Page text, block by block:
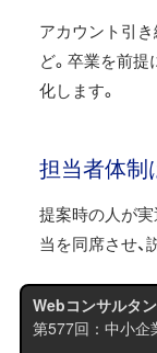
アカウント引き
ど。卒業を前
化します。
担当者体制
提案時の人が
当を同席させ、